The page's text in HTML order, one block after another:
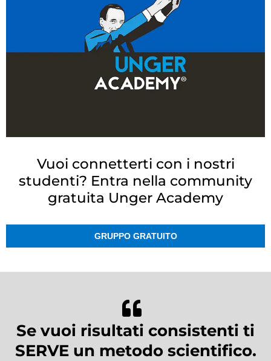
Vuoi connetterti con i nostri
studenti? Entra nella community
gratuita Unger Academy
GRUPPO GRATUITO
Se vuoi risultati consistenti ti
SERVE un metodo scientifico.